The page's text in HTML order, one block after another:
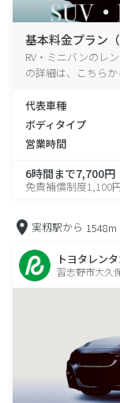
基本料金プラン（
RV・ミニバンのレ
の詳細は、こちらか
代表車種
ボディタイプ
営業時間
6時間まで7,700円
免責補償制度1,100
実籾駅から 1548m
トヨタレン
習志野市大久